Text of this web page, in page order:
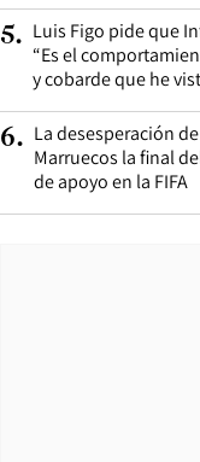
5. Luis Figo pide que
“Es el
y cobarde que he
6. La desesperación
Marruecos la final
de apoyo en la FIFA